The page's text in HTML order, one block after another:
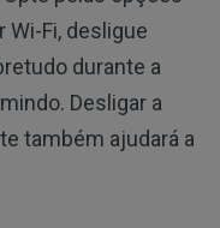
Fi, desligue
durante a
Desligar a
também ajudará a